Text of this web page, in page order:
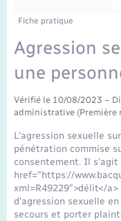
Organisation
Sécurité -
Seniors
Transports
La Communauté
Fiche pratique
Agression
une
Vérifié le 10/08/2023 –
administrative (Première
L'agression sexuelle
pénétration commise
consentement. Il s'agit
href="https://
xml=R49229">délit</
d'agression sexuelle
secours et porter